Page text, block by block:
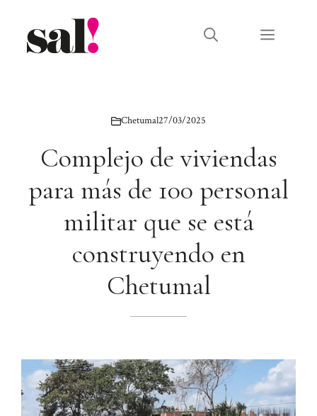
contenido
Menú
Chetumal27/03/2025
Complejo de viviendas
para más de 100 personal
militar que se está
construyendo en
Chetumal